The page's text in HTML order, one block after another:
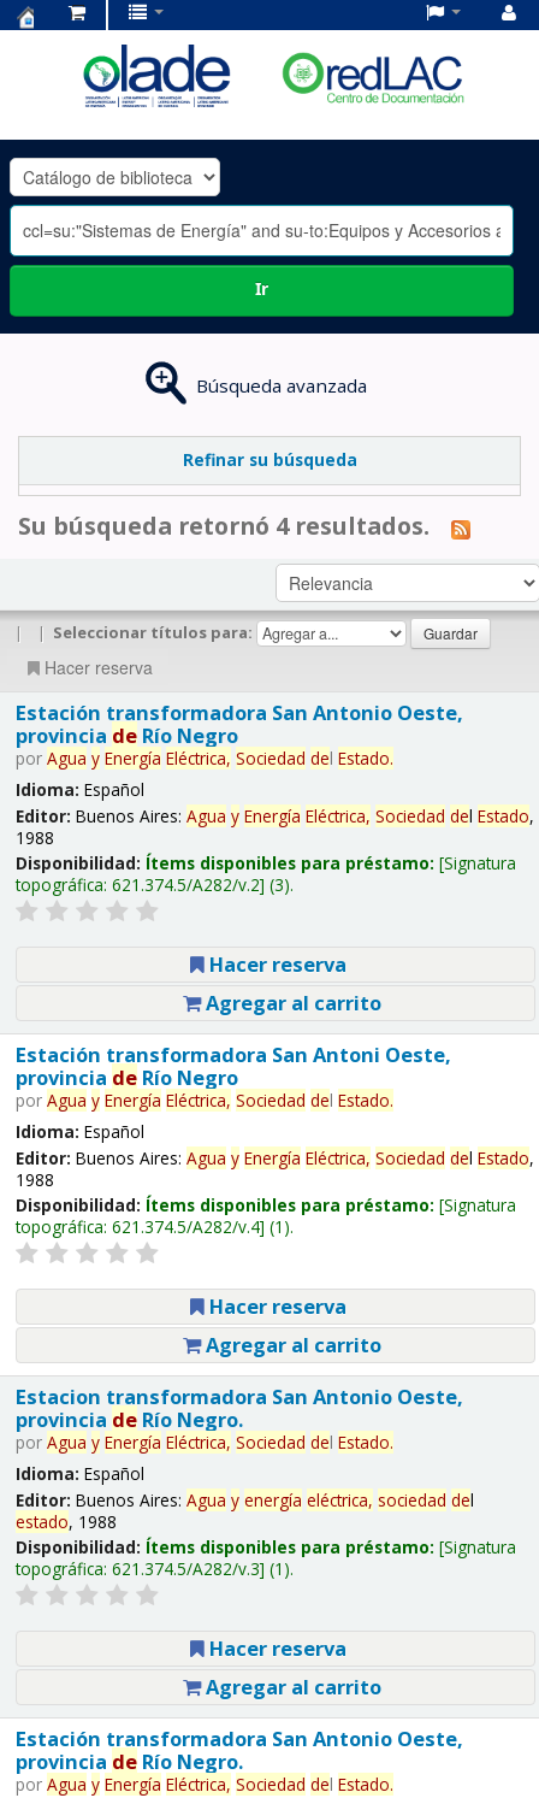
OLADE
-
Ir
Búsqueda avanzada
Refinar su búsqueda
Su búsqueda retornó 4 resultados.
| | Seleccionar títulos para:
Hacer reserva
Estación transformadora San Antonio Oeste,
provincia deRío Negro
por Agua y Energía Eléctrica, Sociedad del Estado.
Idioma: Español
Editor: Buenos Aires: Agua y Energía Eléctrica, Sociedad del Estado,
1988
Disponibilidad: Ítems disponibles para préstamo: Signatura
topográfica: 621.374.5/A282/v.2 (3).
Hacer reserva
Agregar al carrito
Estación transformadora San Antoni Oeste,
provincia deRío Negro
por Agua y Energía Eléctrica, Sociedad del Estado.
Idioma: Español
Editor: Buenos Aires: Agua y Energía Eléctrica, Sociedad del Estado,
1988
Disponibilidad: Ítems disponibles para préstamo: Signatura
topográfica: 621.374.5/A282/v.4 (1).
Hacer reserva
Agregar al carrito
Estacion transformadora San Antonio Oeste,
provincia deRío Negro.
por Agua y Energía Eléctrica, Sociedad del Estado.
Idioma: Español
Editor: Buenos Aires: Agua y energía eléctrica, sociedad del
estado, 1988
Disponibilidad: Ítems disponibles para préstamo: Signatura
topográfica: 621.374.5/A282/v.3 (1).
Hacer reserva
Agregar al carrito
Estación transformadora San Antonio Oeste,
provincia deRío Negro.
por Agua y Energía Eléctrica, Sociedad del Estado.